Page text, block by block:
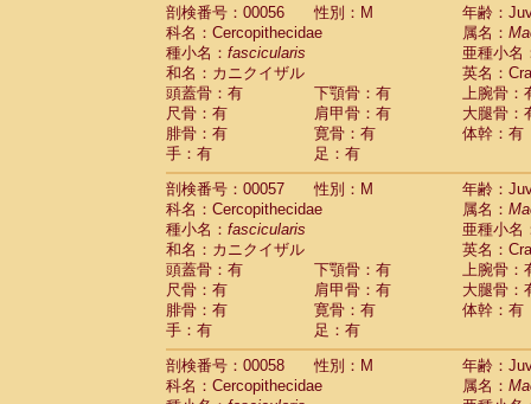
CercopithecidaeMacaca maura(1)
Cercopithecidae Macaca mulatta(45)
Cercopithecidae Macaca nemestrina(3)
Cercopithecidae Macaca nigra(1)
CercopithecidaeMacaca radiata(7)
CercopithecidaeMacaca silenus(0)
CercopithecidaeMacaca sinica (0)
CercopithecidaeMacaca sylvanus
CercopithecidaeMacaca thibetana (0)
Cercopithecidae Macaca tonkeana (0)
Cercopithecidae hybrid(1)
Cercopithecidae (0)
CercopithecidaeAllenopithecus
CercopithecidaeCercopithecus
CercopithecidaeCercopithecus
CercopithecidaeCercopithecus
CercopithecidaeCercopithecus diana
CercopithecidaeCercopithecus
Cercopithecidae
Cercopithecus
剖検番号：00056
性別：M
年齢：
科名：Cercopithecidae
属名：
種小名： fascicularis
亜種小名
和名：カニクイザル
英名：
頭蓋骨：有
下顎骨：有
上腕骨：
尺骨：有
肩甲骨：有
大腿骨：
腓骨：有
寛骨：有
体幹：有
手：有
足：有
剖検番号：00057
性別：M
年齢：
科名：Cercopithecidae
属名：
種小名： fascicularis
亜種小名
和名：カニクイザル
英名：
頭蓋骨：有
下顎骨：有
上腕骨：
尺骨：有
肩甲骨：有
大腿骨：
腓骨：有
寛骨：有
体幹：有
手：有
足：有
剖検番号：00058
性別：M
年齢：
科名：Cercopithecidae
属名：